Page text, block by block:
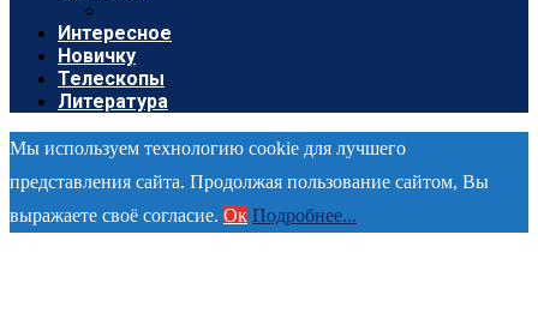
Интересное
Новичку
Телескопы
Литература
Мы используем технологию cookie для лучшего
представления сайта. Продолжая пользование сайтом, Вы
выражаете своё согласие. Ок Подробнее...